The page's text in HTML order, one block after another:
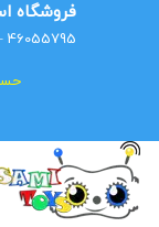
فروشگاه
46055795 – 021